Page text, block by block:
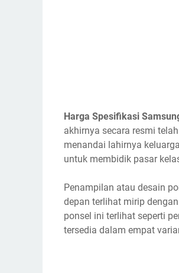
Harga Spesifikasi
akhirnya secara resmi
menandai lahirnya
untuk membidik pasar
Penampilan atau desain
depan terlihat mirip
ponsel ini terlihat seperti
tersedia dalam empat